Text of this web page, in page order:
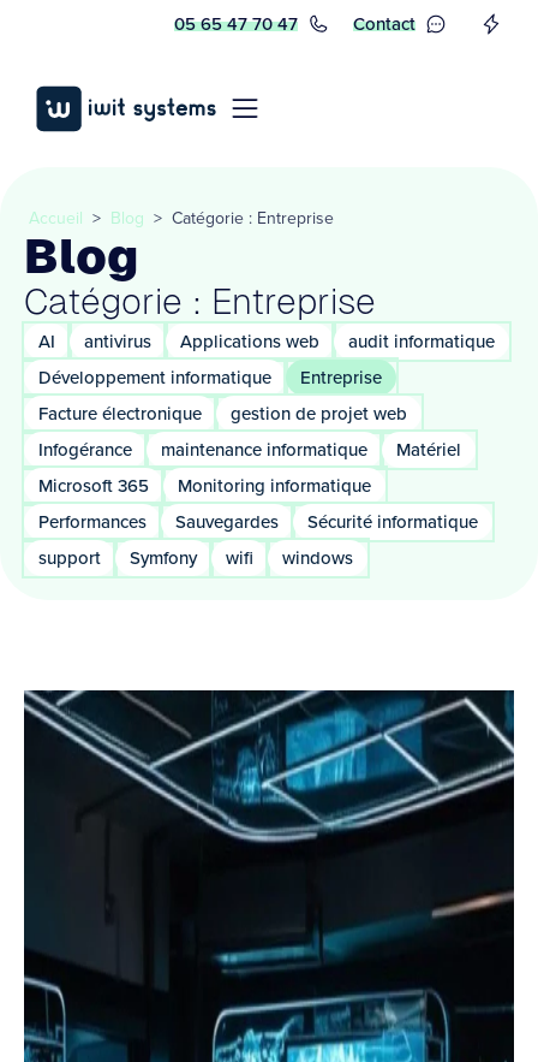
05 65 47 70 47 Contact
Accueil > Blog > Catégorie : Entreprise
Blog
Catégorie : Entreprise
AI antivirus Applications web
audit informatique
Développement informatique
Entreprise
Facture électronique
gestion de projet web
Infogérance
maintenance informatique
Matériel
Microsoft 365
Monitoring informatique
Performances
Sauvegardes
Sécurité informatique
support
Symfony wifi windows